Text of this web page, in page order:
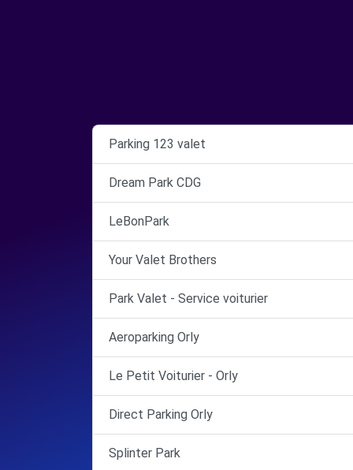
Parking 123 valet
Dream Park CDG
LeBonPark
Your Valet Brothers
Park Valet - Service voiturier
Aeroparking Orly
Le Petit Voiturier - Orly
Direct Parking Orly
Splinter Park